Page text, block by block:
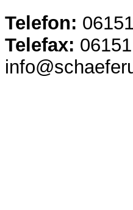
Telefon:
Telefax: